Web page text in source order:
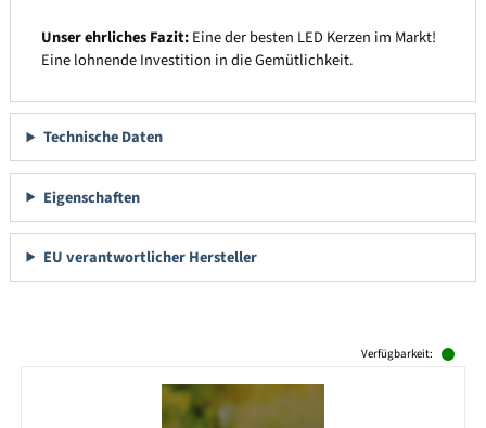
Unser ehrliches Fazit:Eine der besten LED Kerzen im Markt!
Eine lohnende Investition in die Gemütlichkeit.
Technische Daten
Eigenschaften
EU verantwortlicher Hersteller
Verfügbarkeit: